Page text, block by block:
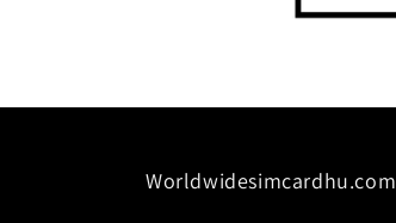
Worldwidesimcardhu.com